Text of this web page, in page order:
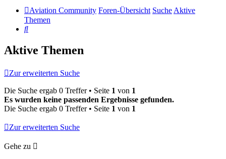
Aviation Community Foren-Übersicht SucheAktive
Themen
Suche
Aktive Themen
Zur erweiterten Suche
Die Suche ergab 0 Treffer • Seite 1 von 1
Es wurden keine passenden Ergebnisse gefunden.
Die Suche ergab 0 Treffer • Seite 1 von 1
Zur erweiterten Suche
Gehe zu